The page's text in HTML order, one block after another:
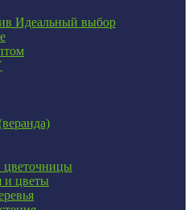
Идеальный выбор
и цветы